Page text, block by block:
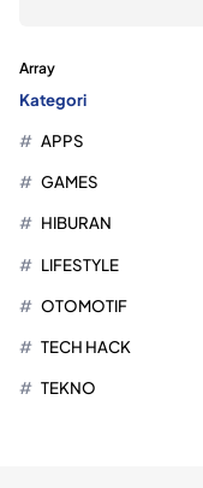
Array
Kategori
APPS
GAMES
HIBURAN
LIFESTYLE
OTOMOTIF
TECH HACK
TEKNO